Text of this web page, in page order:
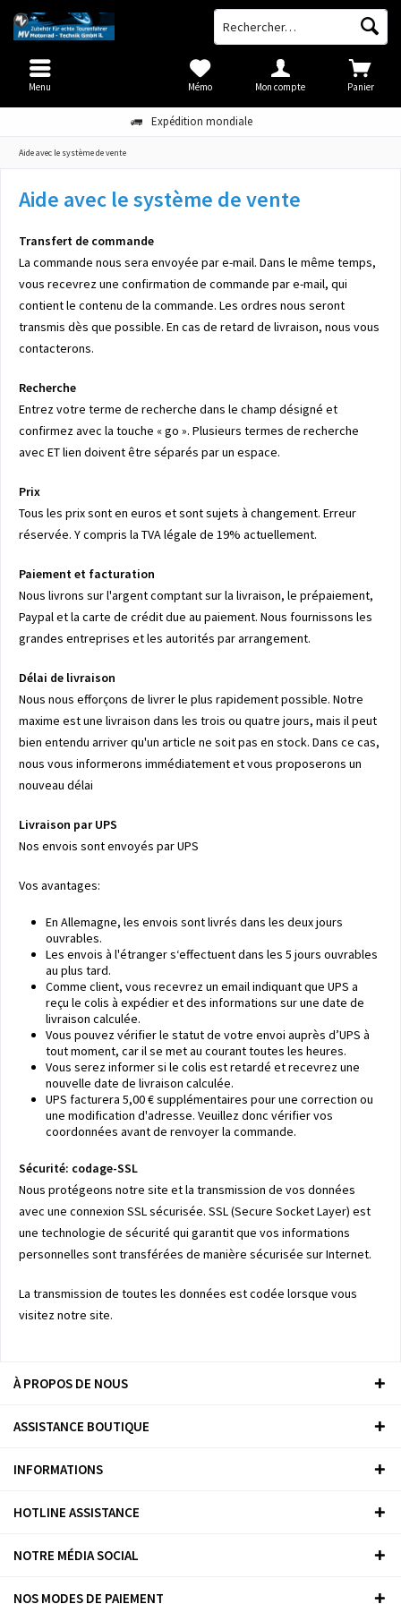
Expédition mondiale
Panier
Mémo Mon compte
Menu
Aide avec le système de vente
Aide avec le système de vente
Transfert de commande
La commande nous sera envoyée par e-mail. Dans le même temps,
vous recevrez une confirmation de commande par e-mail, qui
contient le contenu de la commande. Les ordres nous seront
transmis dès que possible. En cas de retard de livraison, nous vous
contacterons.
Recherche
Entrez votre terme de recherche dans le champ désigné et
confirmez avec la touche « go ». Plusieurs termes de recherche
avec ET lien doivent être séparés par un espace.
Prix
Tous les prix sont en euros et sont sujets à changement. Erreur
réservée. Y compris la TVA légale de 19% actuellement.
Paiement et facturation
Nous livrons sur l'argent comptant sur la livraison, le prépaiement,
Paypal et la carte de crédit due au paiement. Nous fournissons les
grandes entreprises et les autorités par arrangement.
Délai de livraison
Nous nous efforçons de livrer le plus rapidement possible. Notre
maxime est une livraison dans les trois ou quatre jours, mais il peut
bien entendu arriver qu'un article ne soit pas en stock. Dans ce cas,
nous vous informerons immédiatement et vous proposerons un
nouveau délai
Livraison par UPS
Nos envois sont envoyés par UPS
Vos avantages:
En Allemagne, les envois sont livrés dans les deux jours
ouvrables.
Les envois à l'étranger s‘effectuent dans les 5 jours ouvrables
au plus tard.
Comme client, vous recevrez un email indiquant que UPS a
reçu le colis à expédier et des informations sur une date de
livraison calculée.
Vous pouvez vérifier le statut de votre envoi auprès d’UPS à
tout moment, car il se met au courant toutes les heures.
Vous serez informer si le colis est retardé et recevrez une
nouvelle date de livraison calculée.
UPS facturera 5,00 € supplémentaires pour une correction ou
une modification d'adresse. Veuillez donc vérifier vos
coordonnées avant de renvoyer la commande.
Sécurité: codage-SSL
Nous protégeons notre site et la transmission de vos données
avec une connexion SSL sécurisée. SSL (Secure Socket Layer) est
une technologie de sécurité qui garantit que vos informations
personnelles sont transférées de manière sécurisée sur Internet.
La transmission de toutes les données est codée lorsque vous
visitez notre site.
À PROPOS DE NOUS
ASSISTANCE BOUTIQUE
INFORMATIONS
HOTLINE ASSISTANCE
NOTRE MÉDIA SOCIAL
NOS MODES DE PAIEMENT